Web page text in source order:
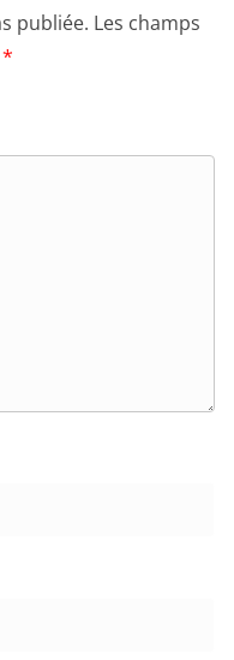
publiée. Les champs
*